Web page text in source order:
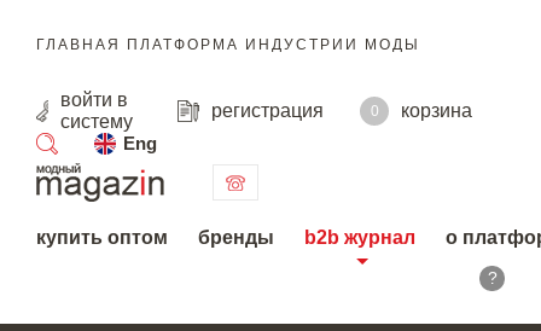
ГЛАВНАЯ ПЛАТФОРМА ИНДУСТРИИ МОДЫ
войти в
систему
регистрация 0
корзина
Eng
поиск
купить оптом бренды b2b журнал о
?